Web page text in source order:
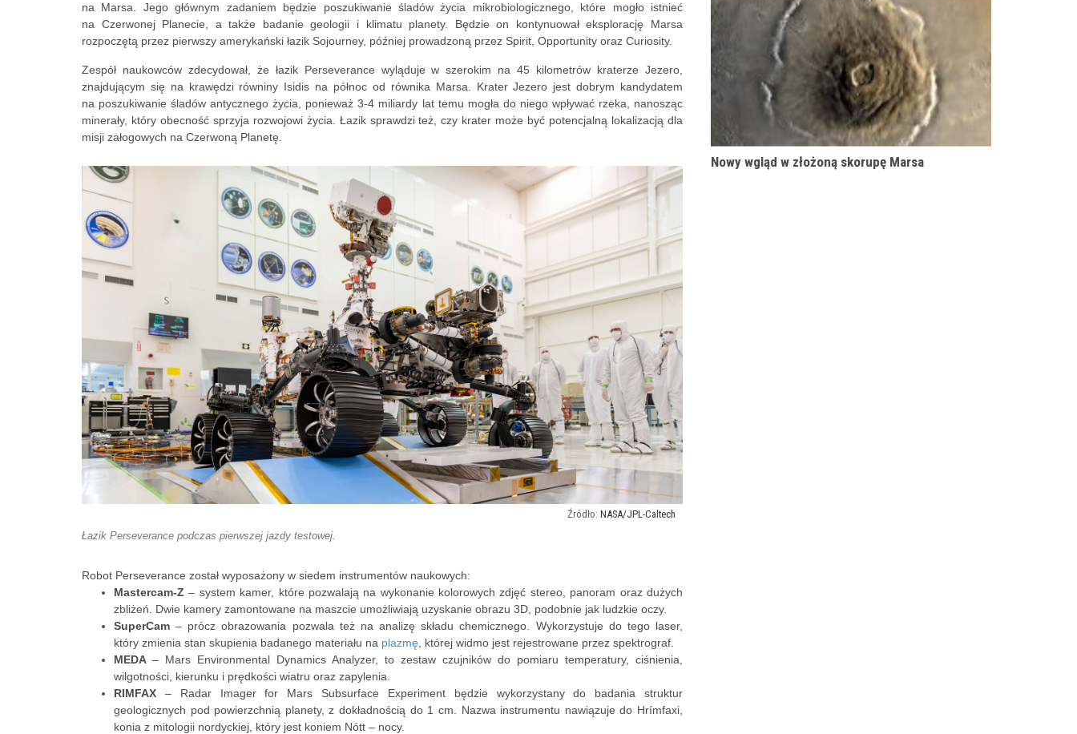
na Marsa. Jego głównym zadaniem będzie poszukiwanie śladów życia mikrobiologicznego, które mogło istnieć
na Czerwonej Planecie, a także badanie geologii i klimatu planety. Będzie on kontynuował eksplorację Marsa
rozpoczętą przez pierwszy amerykański łazik Sojourney, później prowadzoną przez Spirit, Opportunity oraz Curiosity.
Zespół naukowców zdecydował, że łazik Perseverance wyląduje w szerokim na 45 kilometrów kraterze Jezero,
znajdującym się na krawędzi równiny Isidis na północ od równika Marsa. Krater Jezero jest dobrym kandydatem
na poszukiwanie śladów antycznego życia, ponieważ 3-4 miliardy lat temu mogła do niego wpływać rzeka, nanosząc
minerały, który obecność sprzyja rozwojowi życia. Łazik sprawdzi też, czy krater może być potencjalną lokalizacją dla
misji załogowych na Czerwoną Planetę.
NASA/JPL-Caltech
Łazik Perseverance podczas pierwszej jazdy testowej.
Robot Perseverance został wyposażony w siedem instrumentów naukowych:
Mastercam-Z – system kamer, które pozwalają na wykonanie kolorowych zdjęć stereo, panoram oraz dużych
zbliżeń. Dwie kamery zamontowane na maszcie umożliwiają uzyskanie obrazu 3D, podobnie jak ludzkie oczy.
SuperCam – prócz obrazowania pozwala też na analizę składu chemicznego. Wykorzystuje do tego laser,
który zmienia stan skupienia badanego materiału na plazmę , której widmo jest rejestrowane przez spektrograf.
MEDA – Mars Environmental Dynamics Analyzer, to zestaw czujników do pomiaru temperatury, ciśnienia,
wilgotności, kierunku i prędkości wiatru oraz zapylenia.
RIMFAX – Radar Imager for Mars Subsurface Experiment będzie wykorzystany do badania struktur
geologicznych pod powierzchnią planety, z dokładnością do 1 cm. Nazwa instrumentu nawiązuje do Hrímfaxi,
konia z mitologii nordyckiej, który jest koniem Nótt – nocy.
Nowy wgląd w złożoną skorupę Marsa